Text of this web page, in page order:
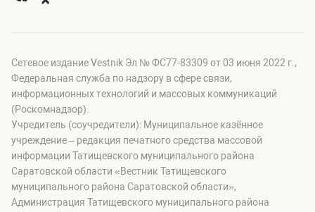
Сетевое издание Vestnik Эл № ФС77-83309 от 03 июня 2022 г.,
Федеральная служба по надзору в сфере связи,
информационных технологий и массовых коммуникаций
(Роскомнадзор).
Учредитель (соучредители): Муниципальное казённое
учреждение – редакция печатного средства массовой
информации Татищевского муниципального района
Саратовской области «Вестник Татищевского
муниципального района Саратовской области»,
Администрация Татищевского муниципального района